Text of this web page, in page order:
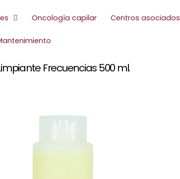
Oncología capilar Centros asociados
Frecuencias 500 ml.